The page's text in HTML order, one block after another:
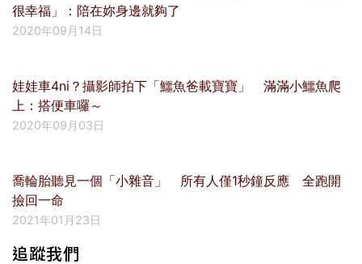
很幸福」：陪在妳身邊就夠了
2020年09月14日
娃娃車4ni？攝影師拍下「鱷魚爸載寶寶」 滿滿小鱷魚爬
上：搭便車囉～
2020年09月03日
喬輪胎聽見一個「小雜音」 所有人僅1秒鐘反應 全跑開
撿回一命
2021年01月23日
追蹤我們